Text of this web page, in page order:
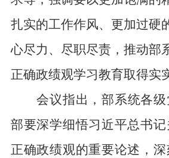
扎实的工作作风、更加过硬
心尽力、尽职尽责，推动部
正确政绩观学习教育取得实
会议指出，部系统各
部要深学细悟习近平总书
正确政绩观的重要论述，